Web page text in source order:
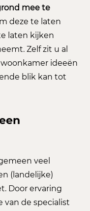
mee te
deze te laten
laten kijken
Zelf zit u al
ideeën
blik kan tot
veel
(landelijke)
Door ervaring
van de specialist